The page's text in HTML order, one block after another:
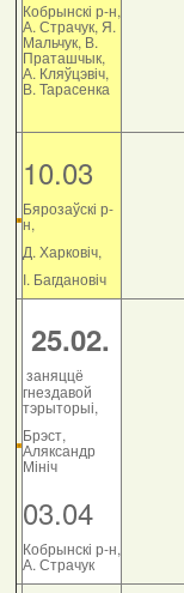
Кобрынскі р-н,
А. Страчук, Я.
Мальчук, В.
Праташчык,
А. Кляўцэвіч,
В. Тарасенка
10.03
Бярозаўскі р-
н,
Д. Харковіч,
І. Багдановіч
25.02.
заняццё
гнездавой
тэрыторыі,
Брэст,
Аляксандр
Мініч
03.04
Кобрынскі р-н,
А. Страчук